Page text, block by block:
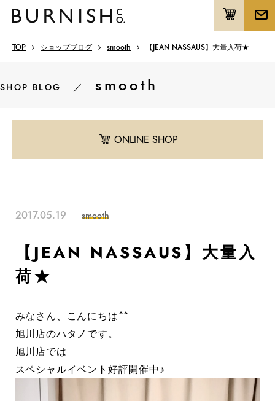
TOP ショップブログ smooth 【JEAN NASSAUS】大量入荷★
SHOP BLOG ／ smooth
ONLINE SHOP
2017.05.19 smooth
【JEAN NASSAUS】大量入
荷★
みなさん、こんにちは^^
旭川店のハタノです。
旭川店では
スペシャルイベント好評開催中♪